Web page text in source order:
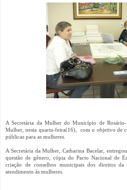
A Secretária da Mulher do Município de Rosário-
Mulher, nesta quarta-feira(16), com o objetivo de
públicas para as mulheres.
A Secretária da Mulher, Catharina Bacelar,
questão de gênero, cópia do Pacto Nacional de
criação de conselhos municipais dos direitos
atendimento às mulheres.